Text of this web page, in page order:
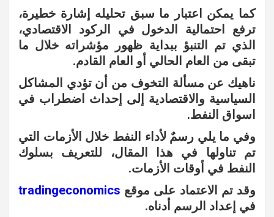
كما يمكن اعتبار ما سبق تحليله إشارة خطيرة،
ترفع احتمالية الدخول في الركود الاقتصادي،
الذي تم التنبؤ ببداية ظهور مؤشراته خلال ما
تبقى من العام الحالي أو العام القادم.
ناهيك عن مسألة التخوف من أن تؤدي المشاكل
السياسية والاقتصادية إلى إحداث اضطراب في
اسواق النفط.
وفي ما يلي رسمٌ لأداء النفط خلال الأزمات التي
تم تناولها في هذا المقال، للتعريف بسلوك
النفط في أوقات الأزمات.
وقد تم الاعتماد على موقع tradingeconomics
في إعداد الرسم أدناه.